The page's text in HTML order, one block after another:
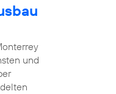
und